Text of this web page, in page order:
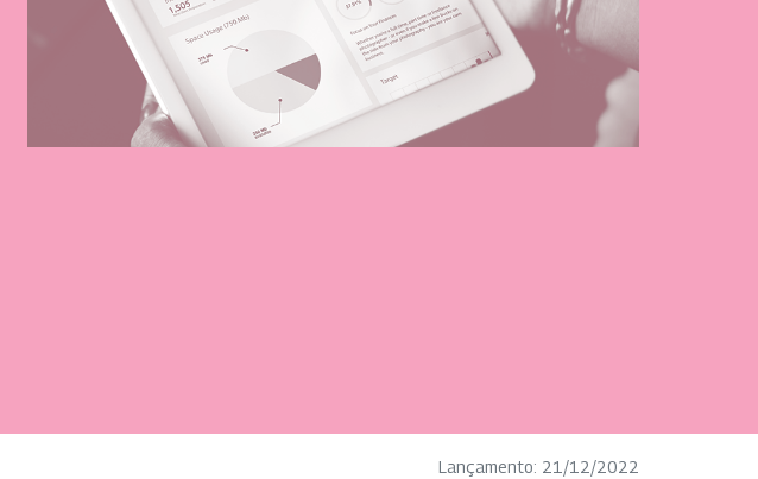
Lançamento: 21/12/2022